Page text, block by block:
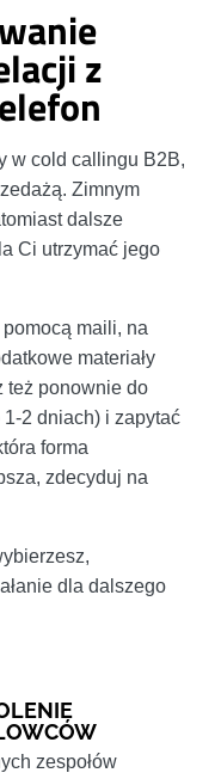
z
w cold callingu B2B,
Zimnym
dalsze
Ci utrzymać jego
maili, na
materiały
też ponownie do
2 dniach) i zapytać
forma
zdecyduj na
dla dalszego
zespołów